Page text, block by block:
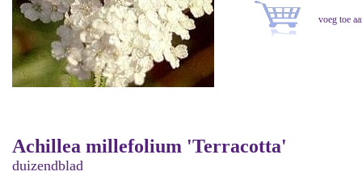
Achillea millefolium 'Terracotta'
duizendblad